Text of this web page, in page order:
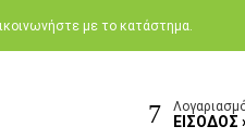
με το κατάστημα.
ΕΙΣΟΔΟΣ ›